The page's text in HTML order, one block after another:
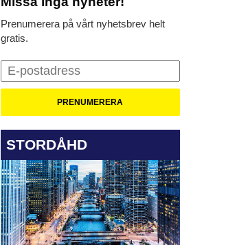
Prenumerera på vårt nyhetsbrev helt
gratis.
STORDÅHD